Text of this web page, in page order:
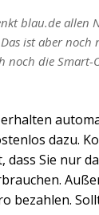
blau.de allen
ist aber noch
noch die
dazu.
dass Sie nur
bezahlen.